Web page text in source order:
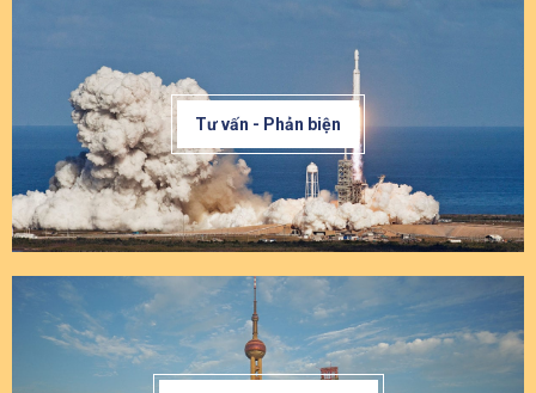
Tư vấn - Phản biện